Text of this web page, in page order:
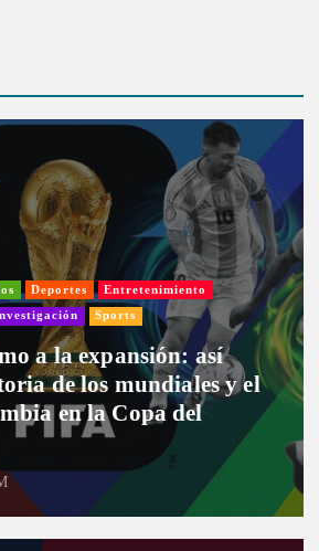
Deportes Entretenimiento
Sports
a la expansión: así
de los mundiales y el
en la Copa del